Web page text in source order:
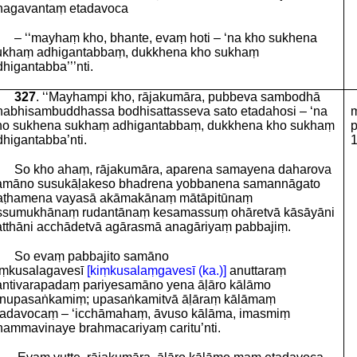
etadavoca
– ‘‘mayhaṃ kho, bhante, evaṃ hoti – ‘na kho sukhena
adhigantabbaṃ, dukkhena kho sukhaṃ
327. ‘‘Mayhampi kho, rājakumāra, pubbeva sambodhā
bodhisattasseva sato etadahosi – ‘na
sukhena sukhaṃ adhigantabbaṃ, dukkhena kho sukhaṃ
So kho ahaṃ, rājakumāra, aparena samayena daharova
susukāḷakeso bhadrena yobbanena samannāgato
vayasā akāmakānaṃ mātāpitūnaṃ
rudantānaṃ kesamassuṃ ohāretvā kāsāyāni
acchādetvā agārasmā anagāriyaṃ pabbajiṃ.
So evaṃ pabbajito samāno
[kiṃkusalaṃgavesī (ka.)] anuttaraṃ
pariyesamāno yena āḷāro kālāmo
upasaṅkamitvā āḷāraṃ kālāmaṃ
– ‘icchāmahaṃ, āvuso kālāma, imasmiṃ
brahmacariyaṃ caritu’nti.